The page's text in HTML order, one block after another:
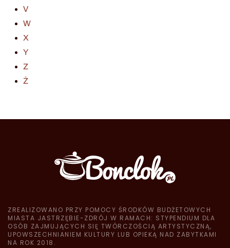
V
W
X
Y
Z
Ż
ZREALIZOWANO PRZY POMOCY ŚRODKÓW BUDŻETOWYCH
MIASTA JASTRZĘBIE-ZDRÓJ W RAMACH: STYPENDIUM DLA
OSÓB ZAJMUJĄCYCH SIĘ TWÓRCZOŚCIĄ ARTYSTYCZNĄ,
UPOWSZECHNIANIEM KULTURY LUB OPIEKĄ NAD ZABYTKAMI
NA ROK 2018.